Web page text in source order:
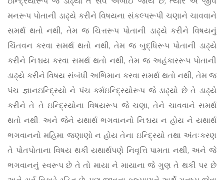
મનરૂપ પોતાની ડાઢ્યે કરીને વિષયના સંકલ્પરૂપી ચણાને ચાવવાને
સમર્થ થતો નથી, તેમ જ ચિત્તરૂપ પોતાની ડાઢ્યે કરીને વિષયનું
ચિંતવન કરવા સમર્થ થતો નથી, તેમ જ બુદ્ધિરૂપ પોતાની ડાઢ્યે
કરીને નિશ્ચય કરવા સમર્થ થતો નથી, તેમ જ અહંકારરૂપ પોતાની
ડાઢ્યે કરીને વિષય સંબંધી અભિમાન કરવા સમર્થ થતો નથી, તેમ જ
પંચ જ્ઞાનઇન્દ્રિયો ને પંચ કર્મઇન્દ્રિયોરૂપ જે ડાઢ્યો છે તે ડાઢ્યે
કરીને તે તે ઇન્દ્રિયોના વિષયરૂપ જે ચણા, તેને ચાવવાને સમર્થ
થતો નથી. અને જેને યથાર્થ ભગવાનનો નિશ્ચય ન હોય ને યથાર્થ
ભગવાનનો મહિમા જણાણો ન હોય તેના ઇન્દ્રિયો તથા અંતઃકરણ
તે પોતપોતાના વિષય થકી યથાર્થપણે નિવૃત્તિ પામતા નથી, અને જે
ભગવાનનું સ્વરૂપ છે તે તો માયા ને માયાના જે ગુણ તે થકી પર છે